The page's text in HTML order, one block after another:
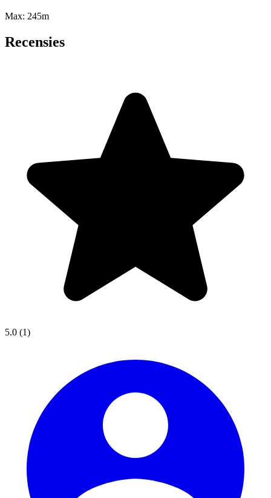
Max: 245m
Recensies
5.0 (1)